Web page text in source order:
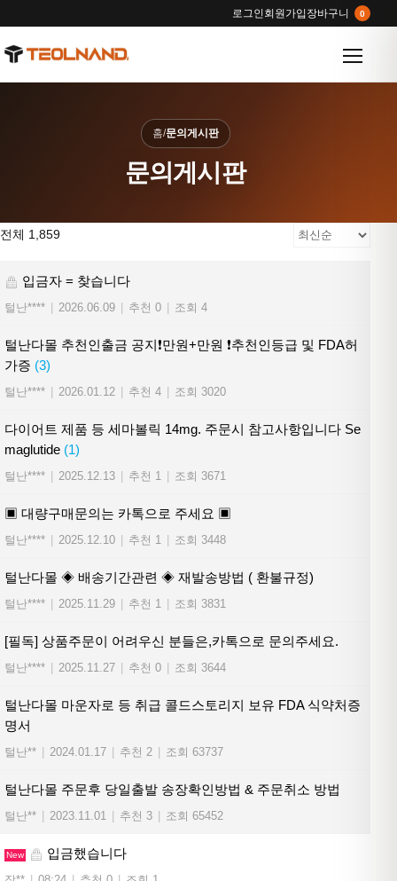
로그인회원가입장바구니 0
홈/문의게시판
문의게시판
전체 1,859
입금자 = 찾습니다
털난**** 2026.06.09 추천 0 조회 4
털난다몰 추천인출금 공지❗만원+만원 ❗추천인등급 및 FDA허
가증 (3)
털난**** 2026.01.12 추천 4 조회 3020
다이어트 제품 등 세마볼릭 14mg. 주문시 참고사항입니다 Se
maglutide (1)
털난**** 2025.12.13 추천 1 조회 3671
▣ 대량구매문의는 카톡으로 주세요 ▣
털난**** 2025.12.10 추천 1 조회 3448
털난다몰 ◈ 배송기간관련 ◈ 재발송방법 ( 환불규정)
털난**** 2025.11.29 추천 1 조회 3831
[필독] 상품주문이 어려우신 분들은,카톡으로 문의주세요.
털난**** 2025.11.27 추천 0 조회 3644
털난다몰 마운자로 등 취급 콜드스토리지 보유 FDA 식약처증
명서
털난** 2024.01.17 추천 2 조회 63737
털난다몰 주문후 당일출발 송장확인방법 & 주문취소 방법
털난** 2023.11.01 추천 3 조회 65452
New 입금했습니다